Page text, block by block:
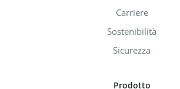
Carriere
Sostenibilità
Sicurezza
Prodotto